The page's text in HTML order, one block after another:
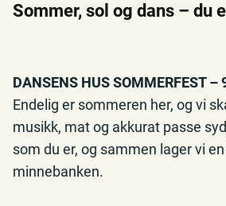
Sommer, sol og dans – du
DANSENS HUS SOMMERFEST –
Endelig er sommeren her, og vi
musikk, mat og akkurat passe
som du er, og sammen lager vi
minnebanken.